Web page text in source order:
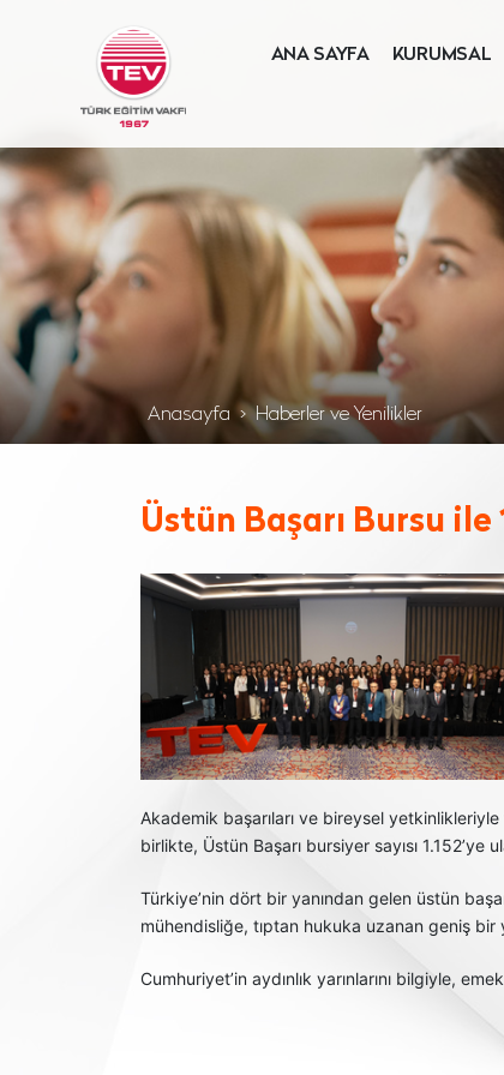
ANA SAYFA KURUMSAL
Anasayfa Haberler ve Yenilikler
Üstün Başarı Bursu
Akademik başarıları ve bireysel
birlikte, Üstün Başarı bursiyer sayısı 1.152’ye
Türkiye’nin dört bir yanından gelen üstün
mühendisliğe, tıptan hukuka uzanan geniş bir
Cumhuriyet’in aydınlık yarınlarını bilgiyle,